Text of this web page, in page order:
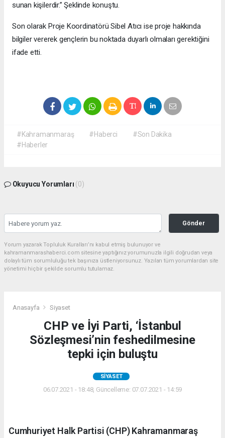
sunan kişilerdir.” Şeklinde konuştu.
Son olarak Proje Koordinatörü Sibel Atıcı ise proje hakkında
bilgiler vererek gençlerin bu noktada duyarlı olmaları gerektiğini
ifade etti.
#Kahramanmaraş #Haberci
#Son Dakika
#Haberler
Okuyucu Yorumları (0)
Gönder
Yorum yazarak Topluluk Kuralları’nı kabul etmiş bulunuyor ve
kahramanmarashaberci.com sitesine yaptığınız yorumunuzla ilgili doğrudan veya
dolaylı tüm sorumluluğu tek başınıza üstleniyorsunuz. Yazılan tüm yorumlardan site
yönetimi hiçbir şekilde sorumlu tutulamaz.
Anasayfa Siyaset
CHP ve İyi Parti, ‘İstanbul
Sözleşmesi’nin feshedilmesine
tepki için buluştu
SIYASET
06.07.2021 - 18:48, Güncelleme: 07.07.2021 - 14:59
Cumhuriyet Halk Partisi (CHP) Kahramanmaraş